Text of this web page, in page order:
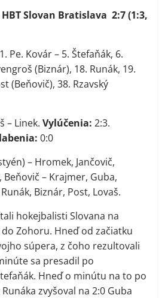
Slovan Bratislava 2:7 (1:3,
Pe. Kovár – 5. Štefaňák, 6.
(Biznár), 18. Runák, 19.
(Beňovič), 38. Rzavský
– Linek.Vylúčenia: 2:3.
0:0
– Hromek, Jančovič,
Beňovič – Krajmer, Guba,
Biznár, Post, Lovaš.
hokejbalisti Slovana na
Zohoru. Hneď od začiatku
súpera, z čoho rezultovali
sa presadil po
Hneď o minútu na to po
zvyšoval na 2:0 Guba